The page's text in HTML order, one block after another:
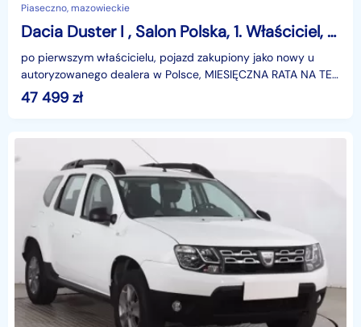
Piaseczno, mazowieckie
Dacia Duster I , Salon Polska, 1. Właściciel, Serwis ASO, Navi, Klimatronic,
po pierwszym właścicielu, pojazd zakupiony jako nowy u
autoryzowanego dealera w Polsce, MIESIĘCZNA RATA NA TEN
SAMOCHÓD JUŻ OD 283 PLN*Podana w ogłoszeniu loka
47 499 zł